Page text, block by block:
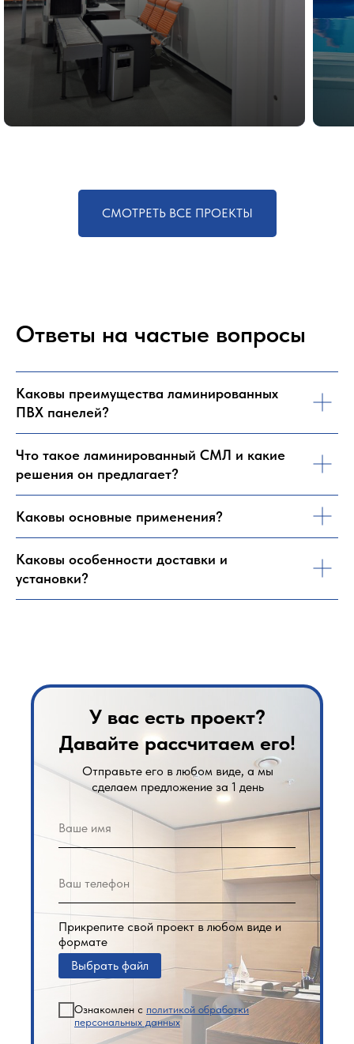
СМОТРЕТЬ ВСЕ ПРОЕКТЫ
Ответы на частые вопросы
Каковы преимущества ламинированных
ПВХ панелей?
Что такое ламинированный СМЛ и какие
решения он предлагает?
Каковы основные применения?
Каковы особенности доставки и
установки?
Прикрепите свой проект в любом виде и
формате
Выбрать файл
Ознакомлен с политикой обработки
персональных данных
У вас есть проект?
Давайте рассчитаем его!
Отправьте его в любом виде, а мы
сделаем предложение за 1 день